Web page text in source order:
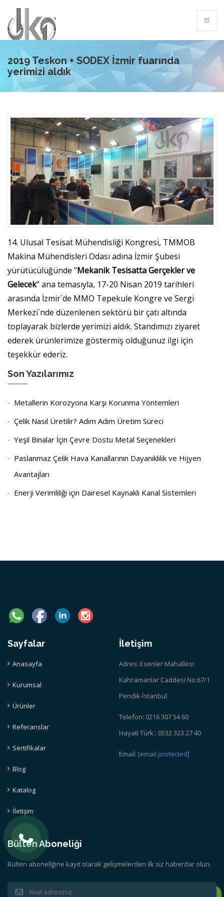
2019 Teskon + SODEX İzmir fuarında
yerimizi aldık
14. Ulusal Tesisat Mühendisliği Kongresi, TMMOB
Makina Mühendisleri Odası adına İzmir Şubesi
yürütücülüğünde "Mekanik Tesisatta Gerçekler ve
Gelecek" ana temasıyla, 17-20 Nisan 2019 tarihleri
arasında İzmir`de MMO Tepekule Kongre ve Sergi
Merkezi`nde düzenlenen sektörü bir çatı altında
toplayarak bizlerde yerimizi aldık. Standımızı ziyaret
ederek ürünlerimize göstermiş olduğunuz ilgi için
teşekkür ederiz.
Son Yazılarımız
Metallerin Korozyona Karşı Korunma Yöntemleri
Çelik Nasıl Üretilir? Adım Adım Üretim Süreci
Yeşil Binalar İçin Çevre Dostu Metal Seçenekleri
Paslanmaz Çelik Hava Kanallarının Dayanıklılık ve Hijyen
Avantajları
Enerji Verimliliği için Dairesel Kaynaklı Kanal Sistemleri
Sayfalar
Anasayfa
Kurumsal
Ürünler
Referanslar
Sertifikalar
Blog
Katalog
İletişim
İletişim
Adres: Esenler Mahallesi
Kahramanlar Caddesi No:67/1
Pendik-İstanbul
Telefon: 0216 307 54 60
Hayati Türk : 0532 323 27 40
Email: [email protected]
Bülten Aboneliği
Bülten aboneliğine kayıt olarak gelişmelerden ilk siz haberdar olun.